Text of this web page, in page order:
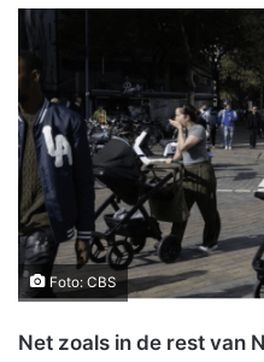
Foto: CBS
Net zoals in de rest van